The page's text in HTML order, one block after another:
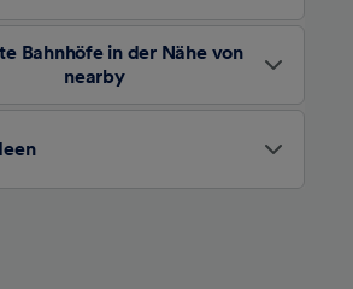
Bahnhöfe in der Nähe von
nearby
Speichern von oder Zugriff auf
auf einem Endgerät.
Werbung und Inhalte, Messung
und der Performance von
Verbesserung von